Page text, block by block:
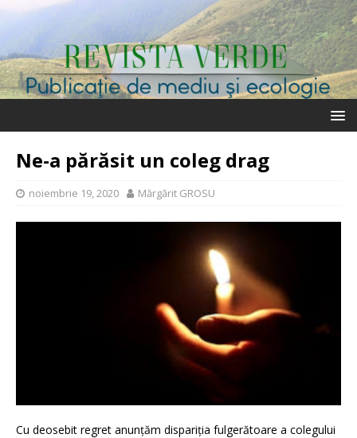
Ne-a părăsit un coleg drag
noiembrie 19, 2020 Mărgărit GROSU
Cu deosebit regret anunțăm dispariția fulgerătoare a colegului